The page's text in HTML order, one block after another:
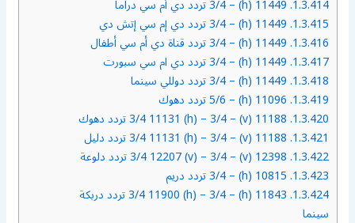
1.3.414.
1.3.415.
1.3.416.
1.3.417.
1.3.418.
1.3.419.
1.3.420.
1.3.421.
1.3.422.
1.3.423.
1.3.424.
11843 (h) – 3/4 11900 (h) – 3/4 تردد دربكة
سينما